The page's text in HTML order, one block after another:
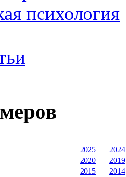
психология
2025
2024
2020
2019
2015
2014